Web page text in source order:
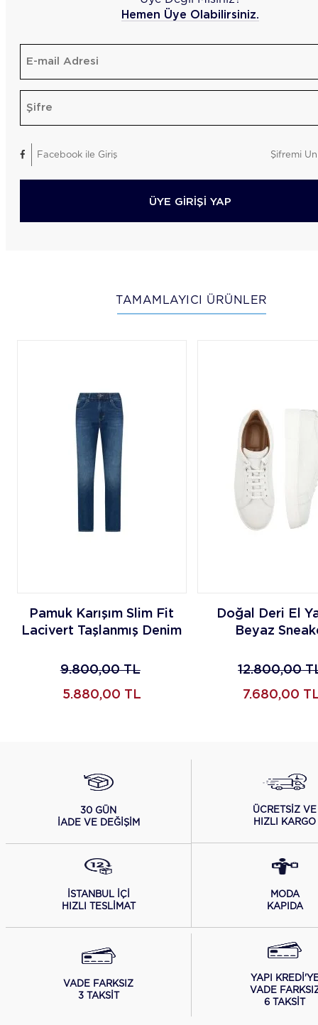
Hemen Üye Olabilirsiniz.
Facebook ile Giriş Şifremi
ÜYE GİRİŞİ YAP
TAMAMLAYICI ÜRÜNLER
Pamuk Karışım Slim Fit
Lacivert Taşlanmış Denim
9.800,00TL
5.880,00 TL
Doğal Deri El
Beyaz
12.800,00
7.680,00
30 GÜN
İADE VE DEĞİŞİM
ÜCRETSİZ VE
HIZLI KARGO
İSTANBUL İÇİ
HIZLI TESLİMAT
MODA
KAPIDA
VADE FARKSIZ
3 TAKSİT
YAPI
VADE
6 TAKSİT